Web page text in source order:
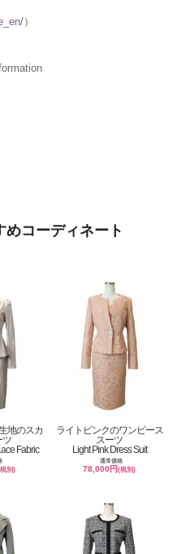
）
めコーディネート
地のスカ
ツ
Fabric
別)
ライトピンクのワンピース
スーツ
Light Pink Dress Suit
通常価格
78,000円(税別)